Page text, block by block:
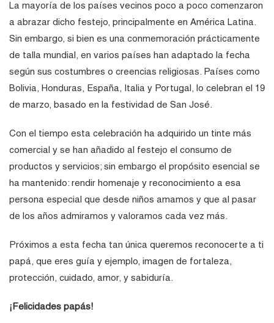
La mayoría de los países vecinos poco a poco comenzaron
a abrazar dicho festejo, principalmente en América Latina.
Sin embargo, si bien es una conmemoración prácticamente
de talla mundial, en varios países han adaptado la fecha
según sus costumbres o creencias religiosas. Países como
Bolivia, Honduras, España, Italia y Portugal, lo celebran el 19
de marzo, basado en la festividad de San José.
Con el tiempo esta celebración ha adquirido un tinte más
comercial y se han añadido al festejo el consumo de
productos y servicios; sin embargo el propósito esencial se
ha mantenido: rendir homenaje y reconocimiento a esa
persona especial que desde niños amamos y que al pasar
de los años admiramos y valoramos cada vez más.
Próximos a esta fecha tan única queremos reconocerte a ti
papá, que eres guía y ejemplo, imagen de fortaleza,
protección, cuidado, amor, y sabiduría.
¡Felicidades papás!